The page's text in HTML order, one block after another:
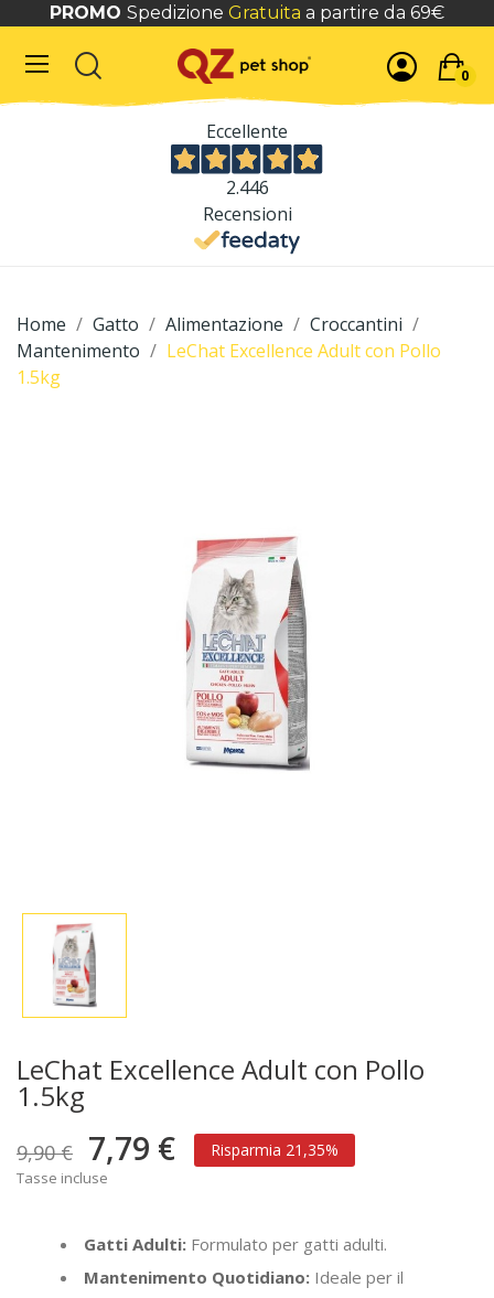
PROMO Spedizione Gratuita a partire da 69€
0
Eccellente
2.446
Recensioni
Home Gatto Alimentazione
Croccantini
Mantenimento
LeChat Excellence Adult con Pollo
1.5kg
LeChat Excellence Adult con Pollo
1.5kg
9,90 € 7,79 € Risparmia 21,35%
Tasse incluse
Gatti Adulti: Formulato per gatti adulti.
Mantenimento Quotidiano: Ideale per il